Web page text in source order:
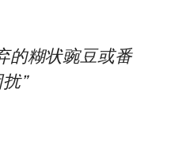
的糊状豌豆或番
”